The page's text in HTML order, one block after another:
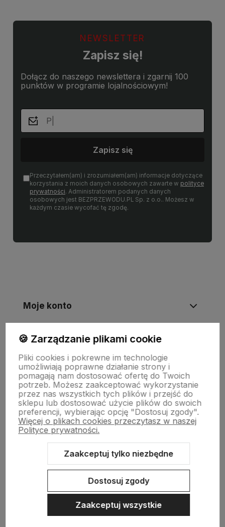
NEWSLETTER
Zapisz się!
Dołącz do naszego newslettera i zgarnij 100
punktów w programie lojalnościowym!
Zapisz się
Przeczytałem(am) i zrozumiałem(am) informacje dotyczące
korzystania z moich danych osobowych zawarte w polityce
prywatności. Administratorem podanych danych
osobowych jest BEZPRZEWODU.PL Sp. z o.o.. Możesz w
każdym czasie wycofać tę zgodę.
Moje konto
Informacje
Płatności i zwroty
Wsparcie
🍪 Zarządzanie plikami cookie
Pliki cookies i pokrewne im technologie
umożliwiają poprawne działanie strony i
pomagają nam dostosować ofertę do Twoich
potrzeb. Możesz zaakceptować wykorzystanie
przez nas wszystkich tych plików i przejść do
sklepu lub dostosować użycie plików do swoich
preferencji, wybierając opcję "Dostosuj zgody".
Więcej o plikach cookies przeczytasz w naszej
Polityce prywatności.
Zaakceptuj tylko niezbędne
Dostosuj zgody
Zaakceptuj wszystkie